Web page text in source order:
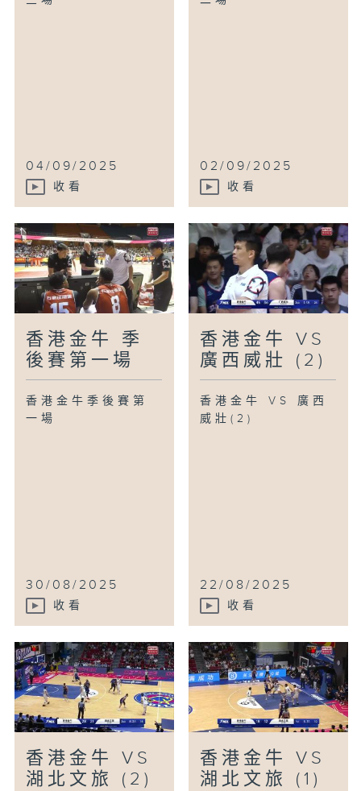
04/09/2025
收看
02/09/2025
收看
香港金牛 季
後賽第一場
香港金牛季後賽第
一場
30/08/2025
收看
香港金牛 VS
廣西威壯 (2)
香港金牛 VS 廣西
威壯(2)
22/08/2025
收看
香港金牛 VS
湖北文旅 (2)
香港金牛 VS
湖北文旅 (1)